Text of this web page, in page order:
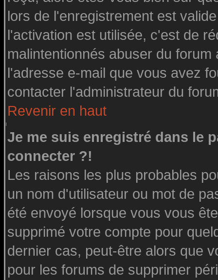
lors de l'enregistrement est
l'activation est utilisée, c'est de
malintentionnés abuser du
l'adresse e-mail que vous avez
contacter l'administrateur du
Revenir en haut
Je me suis enregistré dans le
connecter ?!
Les raisons les plus probables
un nom d'utilisateur ou mot de
été envoyé lorsque vous vous
supprimé votre compte pour
dernier cas, peut-être alors que
pour les forums de supprimer